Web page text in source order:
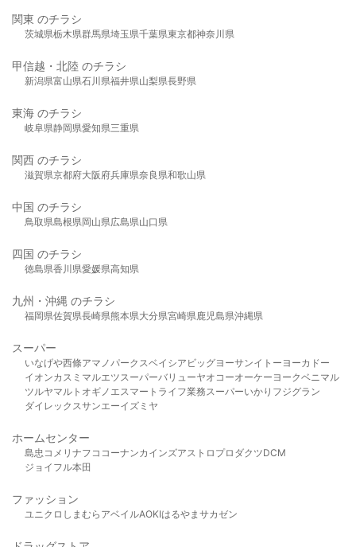
関東 のチラシ
茨城県栃木県群馬県埼玉県千葉県東京都神奈川県
甲信越・北陸 のチラシ
新潟県富山県石川県福井県山梨県長野県
東海 のチラシ
岐阜県静岡県愛知県三重県
関西 のチラシ
滋賀県京都府大阪府兵庫県奈良県和歌山県
中国 のチラシ
鳥取県島根県岡山県広島県山口県
四国 のチラシ
徳島県香川県愛媛県高知県
九州・沖縄 のチラシ
福岡県佐賀県長崎県熊本県大分県宮崎県鹿児島県沖縄県
スーパー
いなげや西條アマノパークスベイシア ビッグヨーサンイトーヨーカドー
イオンカスミ マルエツスーパーバリューヤオコーオーケー ヨークベニマル
ツルヤマルト オギノ エスマート ライフ業務スーパーいかり フジグラン
ダイレックスサンエーイズミヤ
ホームセンター
島忠 コメリ ナフコ コーナンカインズアストロプロダクツDCM
ジョイフル本田
ファッション
ユニクロ しまむら アベイルAOKIはるやま サカゼン